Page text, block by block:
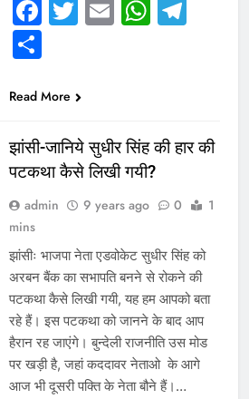
Facebook
Twitter
Email
Share
Read More
झांसी-जानिये सुधीर सिंह की हार की
पटकथा कैसे लिखी गयी?
admin 9 years ago 0
1
mins
झांसीः भाजपा नेता एडवोकेट सुधीर सिंह को
अरबन बैंक का सभापति बनने से रोकने की
पटकथा कैसे लिखी गयी, यह हम आपको बता
रहे हैं। इस पटकथा को जानने के बाद आप
हैरान रह जाएंगे। बुन्देली राजनीति उस मोड
पर खड़ी है, जहां कददावर नेताओ के आगे
आज भी दूसरी पक्ति के नेता बौने हैं।…